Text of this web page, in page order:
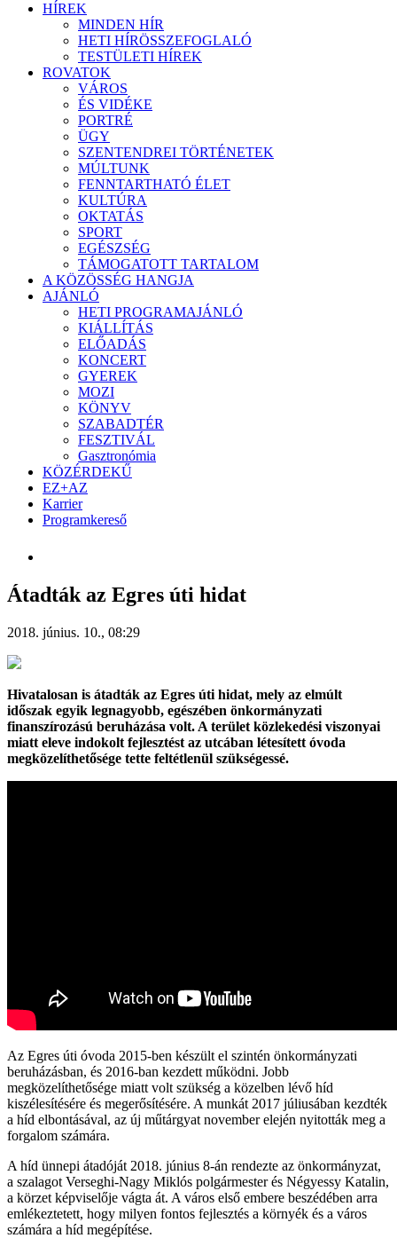
HÍREK
MINDEN HÍR
HETI HÍRÖSSZEFOGLALÓ
TESTÜLETI HÍREK
ROVATOK
VÁROS
ÉS VIDÉKE
PORTRÉ
ÜGY
SZENTENDREI TÖRTÉNETEK
MÚLTUNK
FENNTARTHATÓ ÉLET
KULTÚRA
OKTATÁS
SPORT
EGÉSZSÉG
TÁMOGATOTT TARTALOM
A KÖZÖSSÉG HANGJA
AJÁNLÓ
HETI PROGRAMAJÁNLÓ
KIÁLLÍTÁS
ELŐADÁS
KONCERT
GYEREK
MOZI
KÖNYV
SZABADTÉR
FESZTIVÁL
Gasztronómia
KÖZÉRDEKŰ
EZ+AZ
Karrier
Programkereső
Átadták az Egres úti hidat
2018. június. 10., 08:29
Hivatalosan is átadták az Egres úti hidat, mely az elmúlt
időszak egyik legnagyobb, egészében önkormányzati
finanszírozású beruházása volt. A terület közlekedési viszonyai
miatt eleve indokolt fejlesztést az utcában létesített óvoda
megközelíthetősége tette feltétlenül szükségessé.
Az Egres úti óvoda 2015-ben készült el szintén önkormányzati
beruházásban, és 2016-ban kezdett működni. Jobb
megközelíthetősége miatt volt szükség a közelben lévő híd
kiszélesítésére és megerősítésére. A munkát 2017 júliusában kezdték
a híd elbontásával, az új műtárgyat november elején nyitották meg a
forgalom számára.
A híd ünnepi átadóját 2018. június 8-án rendezte az önkormányzat,
a szalagot Verseghi-Nagy Miklós polgármester és Négyessy Katalin,
a körzet képviselője vágta át. A város első embere beszédében arra
emlékeztetett, hogy milyen fontos fejlesztés a környék és a város
számára a híd megépítése.